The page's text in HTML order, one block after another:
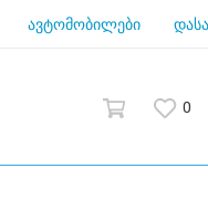
ავტომობილები
0